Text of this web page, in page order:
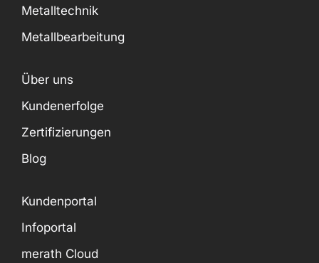
Metalltechnik
Metallbearbeitung
Über uns
Kundenerfolge
Zertifizierungen
Blog
Kundenportal
Infoportal
merath Cloud